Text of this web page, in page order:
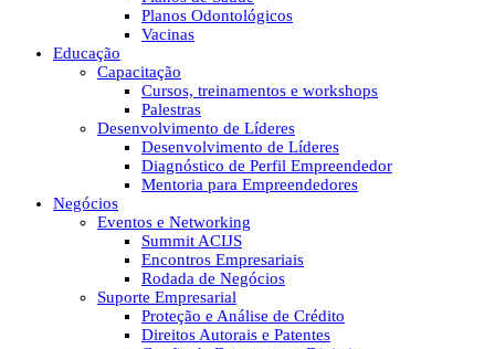
Planos Odontológicos
Vacinas
Educação
Capacitação
Cursos, treinamentos e workshops
Palestras
Desenvolvimento de Líderes
Desenvolvimento de Líderes
Diagnóstico de Perfil Empreendedor
Mentoria para Empreendedores
Negócios
Eventos e Networking
Summit ACIJS
Encontros Empresariais
Rodada de Negócios
Suporte Empresarial
Proteção e Análise de Crédito
Direitos Autorais e Patentes